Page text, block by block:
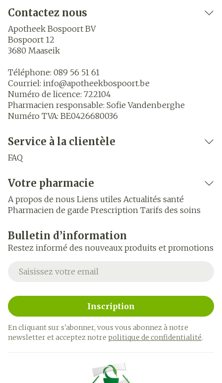
Contactez nous
Apotheek Bospoort BV
Bospoort 12
3680 Maaseik
Téléphone: 089 56 51 61
Courriel: info@apotheekbospoort.be
Numéro de licence: 722104
Pharmacien responsable: Sofie Vandenberghe
Numéro TVA: BE0426680036
Service à la clientèle
FAQ
Votre pharmacie
A propos de nous Liens utiles Actualités santé
Pharmacien de garde Prescription Tarifs des soins
Bulletin d’information
Restez informé des nouveaux produits et promotions
Adresse mail
Inscription
En cliquant sur s'abonner, vous vous abonnez à notre
newsletter et acceptez notre politique de confidentialité.